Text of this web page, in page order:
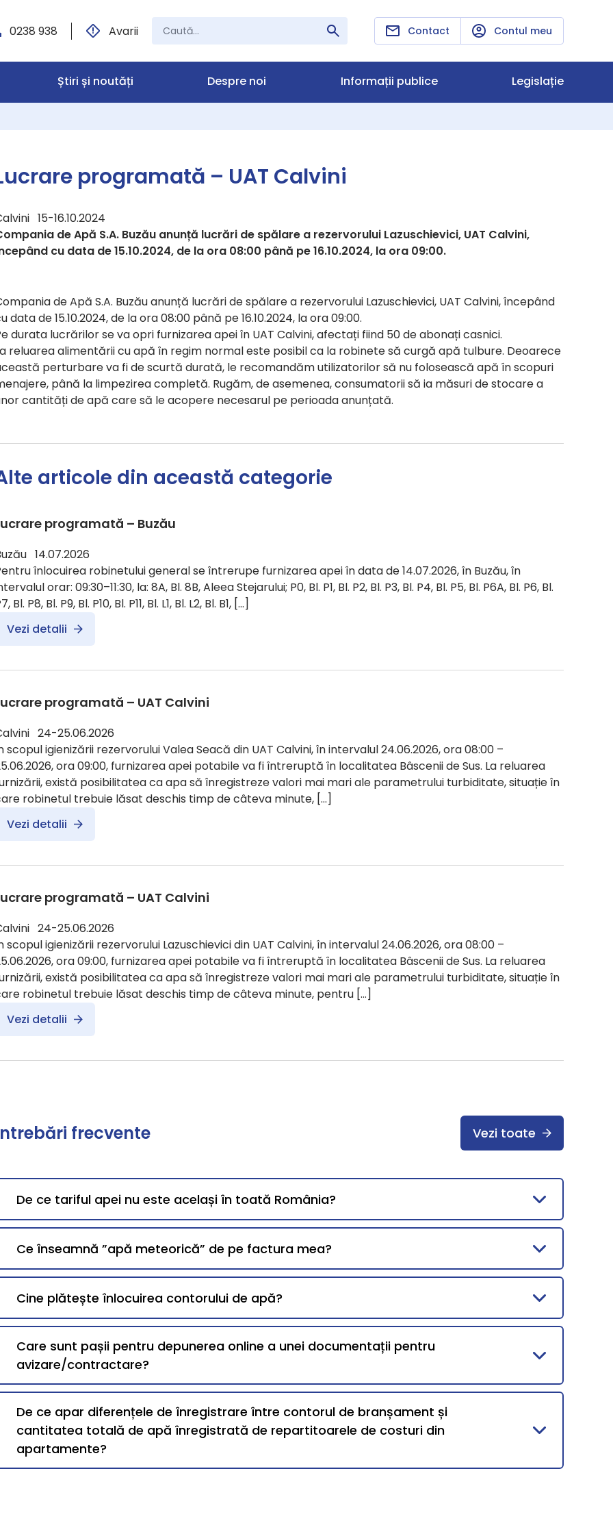
0238 938 Avarii Contact Contul meu
Știri și noutăți Despre noi Informații publice Legislație
programată – UAT Calvini
15-16.10.2024
de Apă S.A. Buzău anunță lucrări de spălare a rezervorului Lazuschievici, UAT Calvini,
cu data de 15.10.2024, de la ora 08:00 până pe 16.10.2024, la ora 09:00.
de Apă S.A. Buzău anunță lucrări de spălare a rezervorului Lazuschievici, UAT Calvini, începând
data de 15.10.2024, de la ora 08:00 până pe 16.10.2024, la ora 09:00.
durata lucrărilor se va opri furnizarea apei în UAT Calvini, afectați fiind 50 de abonați casnici.
reluarea alimentării cu apă în regim normal este posibil ca la robinete să curgă apă tulbure. Deoarece
perturbare va fi de scurtă durată, le recomandăm utilizatorilor să nu folosească apă în scopuri
până la limpezirea completă. Rugăm, de asemenea, consumatorii să ia măsuri de stocare a
cantități de apă care să le acopere necesarul pe perioada anunțată.
articole din această categorie
programată – Buzău
14.07.2026
înlocuirea robinetului general se întrerupe furnizarea apei în data de 14.07.2026, în Buzău, în
orar: 09:30–11:30, la: 8A, Bl. 8B, Aleea Stejarului; P0, Bl. P1, Bl. P2, Bl. P3, Bl. P4, Bl. P5, Bl. P6A, Bl. P6, Bl.
Bl. P8, Bl. P9, Bl. P10, Bl. P11, Bl. L1, Bl. L2, Bl. B1, […]
Vezi detalii
programată – UAT Calvini
24-25.06.2026
scopul igienizării rezervorului Valea Seacă din UAT Calvini, în intervalul 24.06.2026, ora 08:00 –
ora 09:00, furnizarea apei potabile va fi întreruptă în localitatea Bâscenii de Sus. La reluarea
există posibilitatea ca apa să înregistreze valori mai mari ale parametrului turbiditate, situație în
robinetul trebuie lăsat deschis timp de câteva minute, […]
Vezi detalii
programată – UAT Calvini
24-25.06.2026
scopul igienizării rezervorului Lazuschievici din UAT Calvini, în intervalul 24.06.2026, ora 08:00 –
ora 09:00, furnizarea apei potabile va fi întreruptă în localitatea Bâscenii de Sus. La reluarea
există posibilitatea ca apa să înregistreze valori mai mari ale parametrului turbiditate, situație în
robinetul trebuie lăsat deschis timp de câteva minute, pentru […]
Vezi detalii
frecvente Vezi toate
De ce tariful apei nu este același în toată România?
Ce înseamnă ”apă meteorică” de pe factura mea?
Cine plătește înlocuirea contorului de apă?
Care sunt pașii pentru depunerea online a unei documentații pentru
avizare/contractare?
De ce apar diferențele de înregistrare între contorul de branșament și
cantitatea totală de apă înregistrată de repartitoarele de costuri din
apartamente?